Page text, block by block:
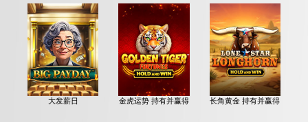
大发薪日 金虎运势 持有并赢得 长角黄金 持有并赢得